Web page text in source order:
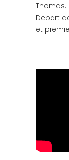
Thomas.
Debart
et